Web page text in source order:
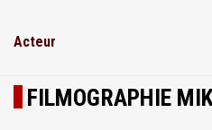
Acteur
FILMOGRAPHIE